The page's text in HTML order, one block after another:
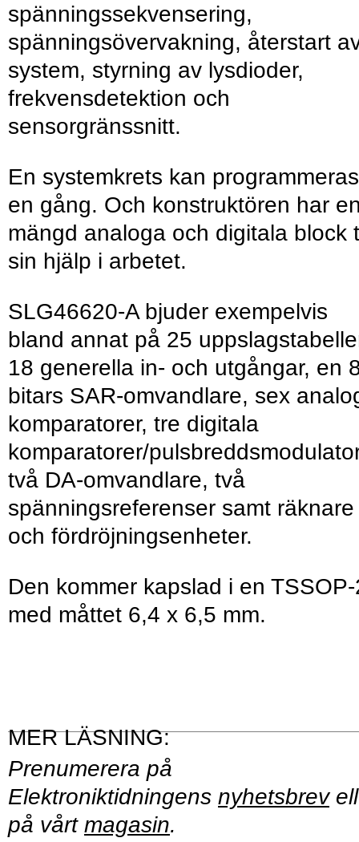
spänningssekvensering,
spänningsövervakning, återstart
system, styrning av lysdioder,
frekvensdetektion och
sensorgränssnitt.
En systemkrets kan programmeras
en gång. Och konstruktören har
mängd analoga och digitala block
sin hjälp i arbetet.
SLG46620-A bjuder exempelvis
bland annat på 25
18 generella in- och utgångar, en
bitars SAR-omvandlare, sex
komparatorer, tre digitala
komparatorer/
två DA-omvandlare, två
spänningsreferenser samt räknare
och fördröjningsenheter.
Den kommer kapslad i en
med måttet 6,4 x 6,5 mm.
Prenumerera på
Elektroniktidningens nyhetsbrev
på vårt magasin.